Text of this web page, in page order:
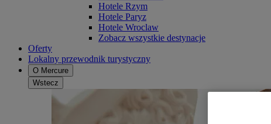
Hotele Rzym
Hotele Paryz
Hotele Wroclaw
Zobacz wszystkie destynacje
Oferty
Lokalny przewodnik turystyczny
O Mercure
Wstecz